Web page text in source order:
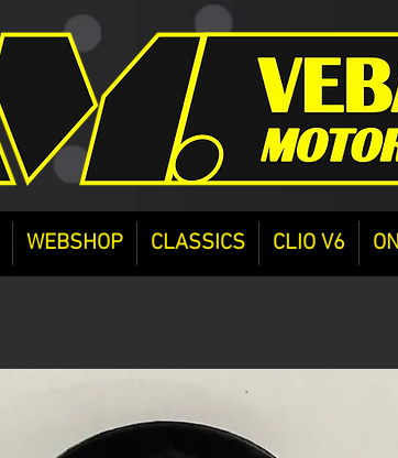
WEBSHOP CLASSICS CLIO V6